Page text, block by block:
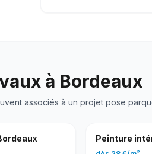
à Bordeaux
associés à un projet pose
Peinture